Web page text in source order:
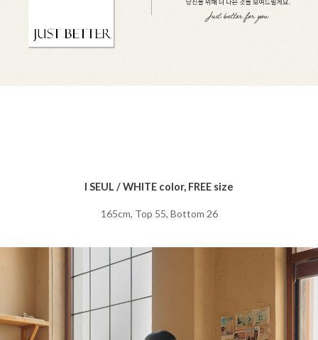
I SEUL / WHITE color, FREE size
165cm, Top 55, Bottom 26